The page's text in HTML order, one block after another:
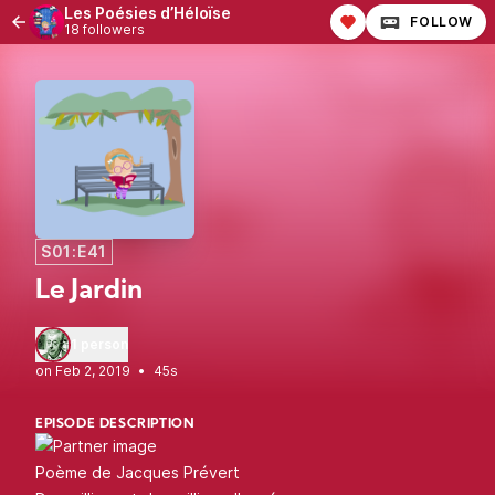
Les Poésies d’Héloïse
18 followers FOLLOW
S01:E41
Le Jardin
•
45s
EPISODE DESCRIPTION
Poème de Jacques Prévert